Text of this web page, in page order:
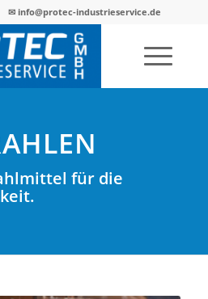
✉ info@protec-industrieservice.de
für die